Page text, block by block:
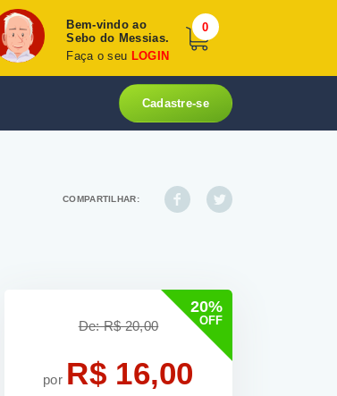
Bem-vindo ao
Sebo do Messias.
Faça o seu LOGIN
0
Cadastre-se
COMPARTILHAR:
20%
OFF
De: R$ 20,00
por R$ 16,00